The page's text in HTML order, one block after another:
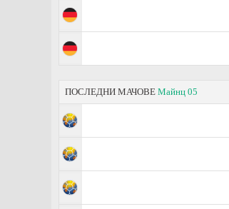
ПОСЛЕДНИ МАЧОВЕ Майнц 05